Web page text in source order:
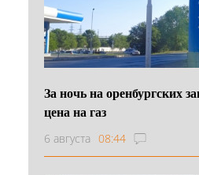
За ночь на оренбургских
цена на газ
6 августа 08:44